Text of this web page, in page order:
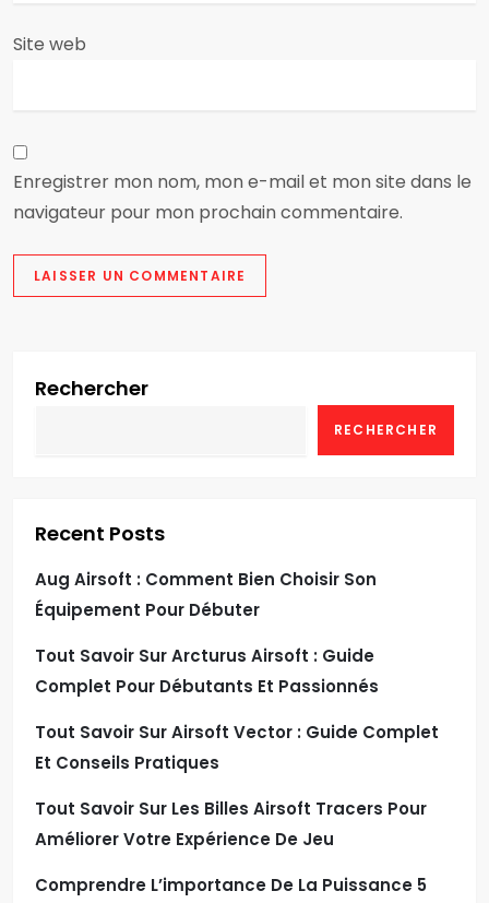
Site web
Enregistrer mon nom, mon e-mail et mon site dans le
navigateur pour mon prochain commentaire.
Rechercher
RECHERCHER
Recent Posts
Aug Airsoft : Comment Bien Choisir Son
Équipement Pour Débuter
Tout Savoir Sur Arcturus Airsoft : Guide
Complet Pour Débutants Et Passionnés
Tout Savoir Sur Airsoft Vector : Guide Complet
Et Conseils Pratiques
Tout Savoir Sur Les Billes Airsoft Tracers Pour
Améliorer Votre Expérience De Jeu
Comprendre L’importance De La Puissance 5